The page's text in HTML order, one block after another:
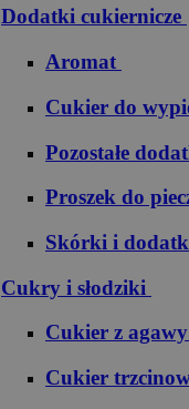
Dodatki cukiernicze
Aromat
Cukier do
Pozostałe
Proszek do
Skórki i
Cukry i słodziki
Cukier z agawy
Cukier